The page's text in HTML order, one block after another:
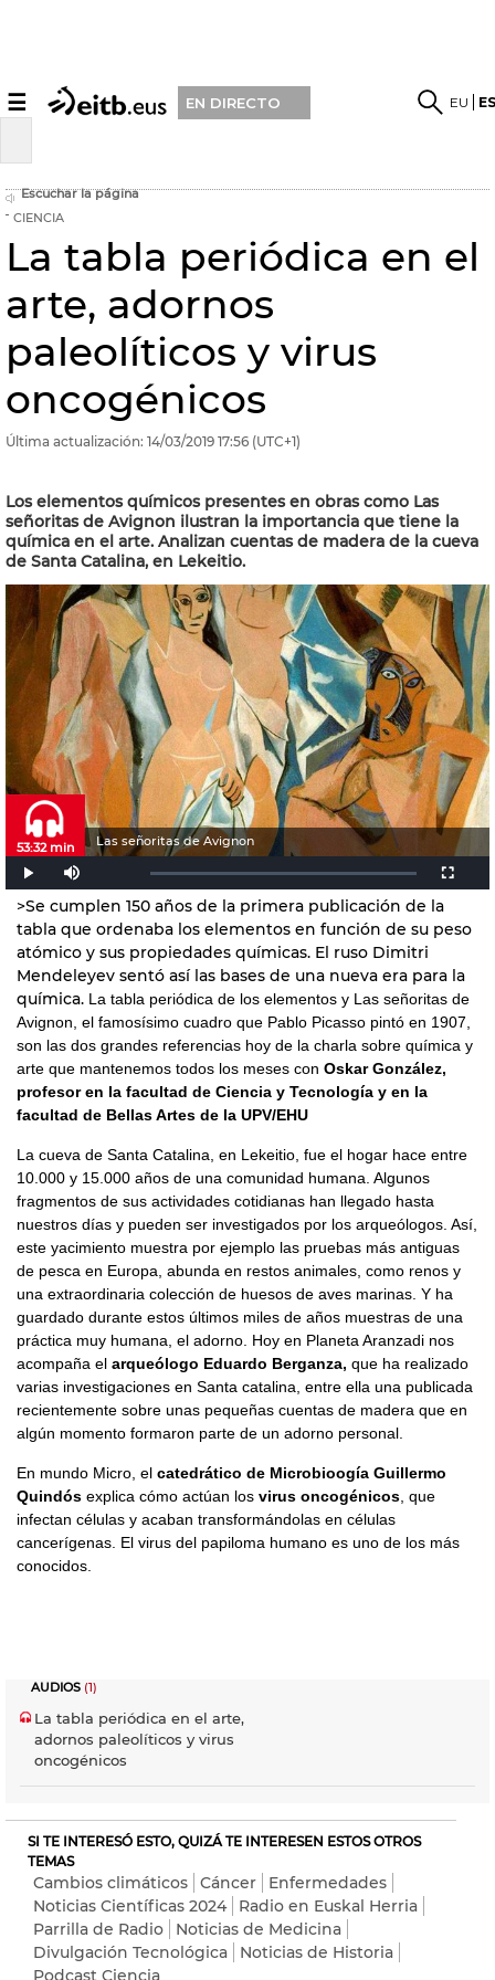
☰ EN DIRECTO EU
Escuchar la página
CIENCIA
La tabla periódica en el
arte, adornos
paleolíticos y virus
oncogénicos
Última actualización: 14/03/2019 17:56 (UTC+1)
Los elementos químicos presentes en obras como Las
señoritas de Avignon ilustran la importancia que tiene la
química en el arte. Analizan cuentas de madera de la cueva
de Santa Catalina, en Lekeitio.
Las señoritas de Avignon
53:32 min
>Se cumplen 150 años de la primera publicación de la
tabla que ordenaba los elementos en función de su peso
atómico y sus propiedades químicas. El ruso Dimitri
Mendeleyev sentó así las bases de una nueva era para la
química. La tabla periódica de los elementos y Las señoritas de
Avignon, el famosísimo cuadro que Pablo Picasso pintó en 1907,
son las dos grandes referencias hoy de la charla sobre química y
arte que mantenemos todos los meses con Oskar González,
profesor en la facultad de Ciencia y Tecnología y en la
facultad de Bellas Artes de la UPV/EHU
La cueva de Santa Catalina, en Lekeitio, fue el hogar hace entre
10.000 y 15.000 años de una comunidad humana. Algunos
fragmentos de sus actividades cotidianas han llegado hasta
nuestros días y pueden ser investigados por los arqueólogos. Así,
este yacimiento muestra por ejemplo las pruebas más antiguas
de pesca en Europa, abunda en restos animales, como renos y
una extraordinaria colección de huesos de aves marinas. Y ha
guardado durante estos últimos miles de años muestras de una
práctica muy humana, el adorno. Hoy en Planeta Aranzadi nos
acompaña el arqueólogo Eduardo Berganza, que ha realizado
varias investigaciones en Santa catalina, entre ella una publicada
recientemente sobre unas pequeñas cuentas de madera que en
algún momento formaron parte de un adorno personal.
En mundo Micro, el catedrático de Microbioogía Guillermo
Quindós explica cómo actúan los virus oncogénicos que
infectan células y acaban transformándolas en células
cancerígenas. El virus del papiloma humano es uno de los más
conocidos.
AUDIOS (1)
La tabla periódica en el arte,
adornos paleolíticos y virus
oncogénicos
SI TE INTERESÓ ESTO, QUIZÁ TE INTERESEN ESTOS OTROS
TEMAS
Cambios climáticos Cáncer
Enfermedades
Noticias Científicas 2024
Radio en Euskal Herria
Parrilla de Radio
Noticias de Medicina
Divulgación Tecnológica
Noticias de Historia
Podcast Ciencia